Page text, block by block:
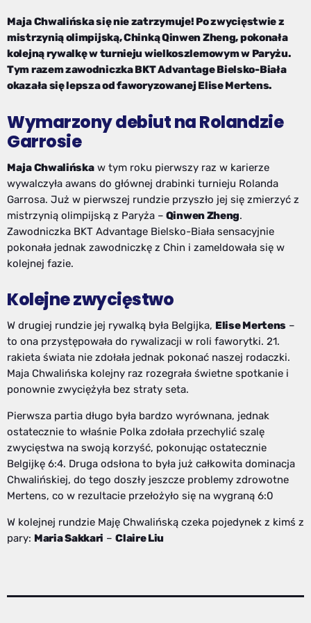
Maja Chwalińska się nie zatrzymuje! Po zwycięstwie z
mistrzynią olimpijską, Chinką Qinwen Zheng, pokonała
kolejną rywalkę w turnieju wielkoszlemowym w Paryżu.
Tym razem zawodniczka BKT Advantage Bielsko-Biała
okazała się lepsza od faworyzowanej Elise Mertens.
Wymarzony debiut na Rolandzie
Garrosie
Maja Chwalińskaw tym roku pierwszy raz w karierze
wywalczyła awans do głównej drabinki turnieju Rolanda
Garrosa. Już w pierwszej rundzie przyszło jej się zmierzyć z
mistrzynią olimpijską z Paryża – Qinwen Zheng.
Zawodniczka BKT Advantage Bielsko-Biała sensacyjnie
pokonała jednak zawodniczkę z Chin i zameldowała się w
kolejnej fazie.
Kolejne zwycięstwo
W drugiej rundzie jej rywalką była Belgijka, Elise Mertens –
to ona przystępowała do rywalizacji w roli faworytki. 21.
rakieta świata nie zdołała jednak pokonać naszej rodaczki.
Maja Chwalińska kolejny raz rozegrała świetne spotkanie i
ponownie zwyciężyła bez straty seta.
Pierwsza partia długo była bardzo wyrównana, jednak
ostatecznie to właśnie Polka zdołała przechylić szalę
zwycięstwa na swoją korzyść, pokonując ostatecznie
Belgijkę 6:4. Druga odsłona to była już całkowita dominacja
Chwalińskiej, do tego doszły jeszcze problemy zdrowotne
Mertens, co w rezultacie przełożyło się na wygraną 6:0
W kolejnej rundzie Maję Chwalińską czeka pojedynek z kimś z
pary: Maria Sakkari –Claire Liu